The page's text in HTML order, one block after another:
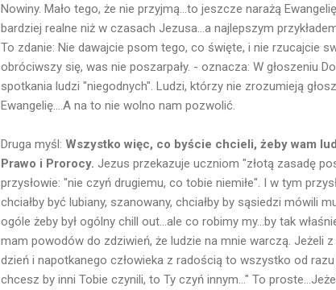
Nowiny. Mało tego, że nie przyjmą...to jeszcze narażą
bardziej realne niż w czasach Jezusa...a najlepszym
To zdanie: Nie dawajcie psom tego, co święte, i nie rzucajcie
obróciwszy się, was nie poszarpały. - oznacza: W głoszeniu
spotkania ludzi "niegodnych". Ludzi, którzy nie zrozumieją
Ewangelię....A na to nie wolno nam pozwolić.
Druga myśl: Wszystko więc, co byście chcieli, żeby wam
Prawo i Prorocy. Jezus przekazuje uczniom "złotą zasadę
przysłowie: "nie czyń drugiemu, co tobie niemiłe". I w tym
chciałby być lubiany, szanowany, chciałby by sąsiedzi mówili
ogóle żeby był ogólny chill out...ale co robimy my...by tak
mam powodów do zdziwień, że ludzie na mnie warczą. Jeżeli
dzień i napotkanego człowieka z radością to wszystko od
chcesz by inni Tobie czynili, to Ty czyń innym..." To